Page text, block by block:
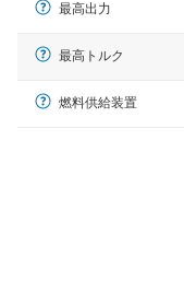
最高出力
最高トルク
燃料供給装置